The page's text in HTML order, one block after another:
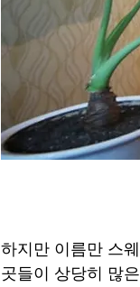
하지만 이름만 스
곳들이 상당히 많